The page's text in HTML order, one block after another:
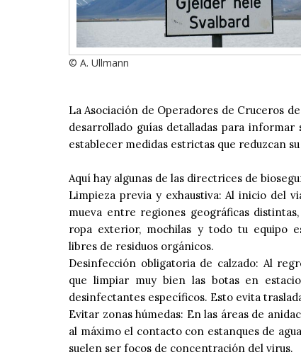
© A. Ullmann
La Asociación de Operadores de Cruceros
desarrollado guías detalladas para
establecer medidas estrictas que reduzcan
Aquí hay algunas de las directrices de
Limpieza previa y exhaustiva: Al inicio del
mueva entre regiones geográficas
ropa exterior, mochilas y todo tu equipo
libres de residuos orgánicos.
Desinfección obligatoria de calzado: Al
que limpiar muy bien las botas en
desinfectantes específicos. Esto evita
Evitar zonas húmedas: En las áreas de
al máximo el contacto con estanques de
suelen ser focos de concentración del virus.